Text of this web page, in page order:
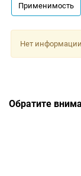
Применимость
Нет
Обратите